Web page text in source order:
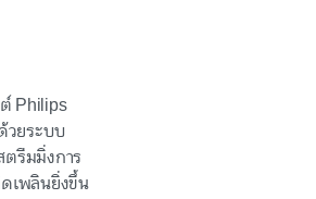
Philips
ยระบบ
รีมมิ่งการ
เพลินยิ่งขึ้น